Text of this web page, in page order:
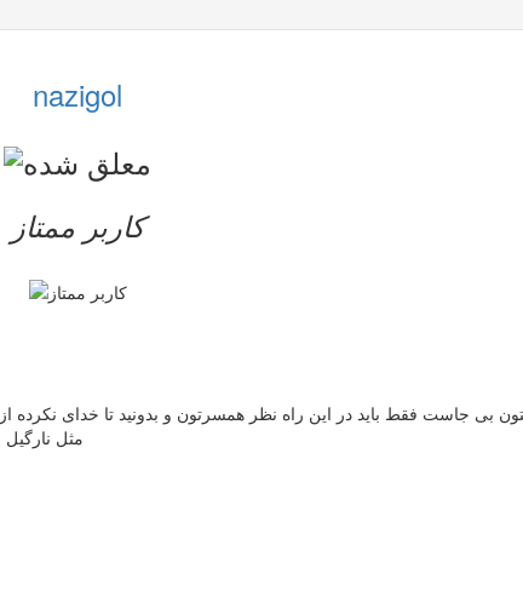
nazigol
کاربر ممتاز
بی جاست فقط باید در این راه نظر همسرتون و بدونید تا خدای
مثل